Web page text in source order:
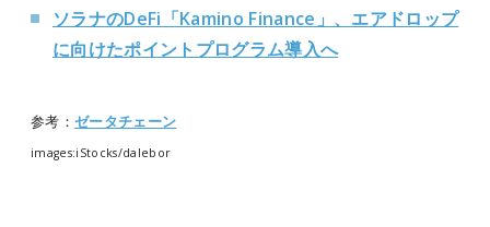
ソラナのDeFi「Kamino Finance」、エアドロップ
に向けたポイントプログラム導入へ
参考： ゼータチェーン
images:iStocks/dalebor